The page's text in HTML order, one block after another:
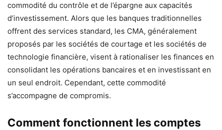
commodité du contrôle et de l’épargne aux capacités
d’investissement. Alors que les banques traditionnelles
offrent des services standard, les CMA, généralement
proposés par les sociétés de courtage et les sociétés de
technologie financière, visent à rationaliser les finances en
consolidant les opérations bancaires et en investissant en
un seul endroit. Cependant, cette commodité
s’accompagne de compromis.
Comment fonctionnent les comptes